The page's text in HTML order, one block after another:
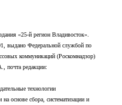
«25-й регион Владивосток».
выдано Федеральной службой по
коммуникаций (Роскомнадзор)
почта редакции:
технологии
основе сбора, систематизации и